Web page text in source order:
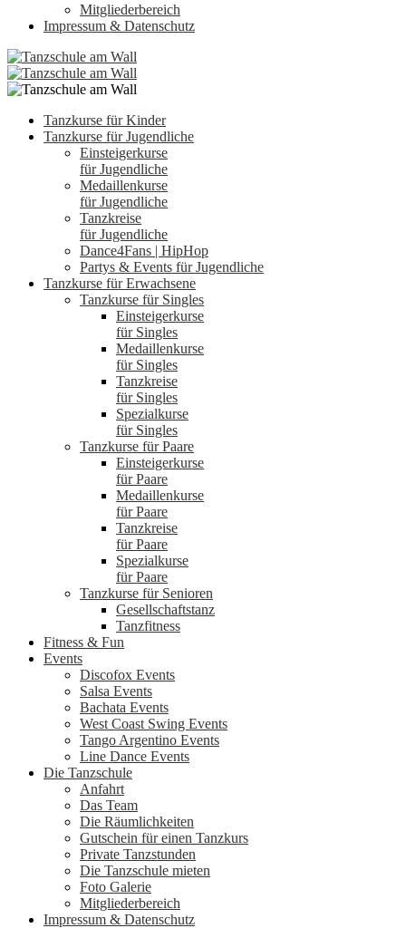
Mitgliederbereich
Impressum & Datenschutz
Tanzkurse für Kinder
Tanzkurse für Jugendliche
Einsteigerkurse
für Jugendliche
Medaillenkurse
für Jugendliche
Tanzkreise
für Jugendliche
Dance4Fans | HipHop
Partys & Events für Jugendliche
Tanzkurse für Erwachsene
Tanzkurse für Singles
Einsteigerkurse
für Singles
Medaillenkurse
für Singles
Tanzkreise
für Singles
Spezialkurse
für Singles
Tanzkurse für Paare
Einsteigerkurse
für Paare
Medaillenkurse
für Paare
Tanzkreise
für Paare
Spezialkurse
für Paare
Tanzkurse für Senioren
Gesellschaftstanz
Tanzfitness
Fitness & Fun
Events
Discofox Events
Salsa Events
Bachata Events
West Coast Swing Events
Tango Argentino Events
Line Dance Events
Die Tanzschule
Anfahrt
Das Team
Die Räumlichkeiten
Gutschein für einen Tanzkurs
Private Tanzstunden
Die Tanzschule mieten
Foto Galerie
Mitgliederbereich
Impressum & Datenschutz